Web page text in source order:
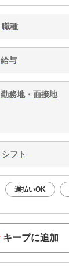
職種
給与
勤務地・面接地
シフト
週払いOK
キープに追加